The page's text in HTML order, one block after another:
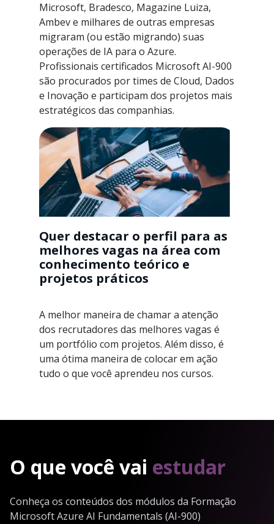
Microsoft, Bradesco, Magazine Luiza,
Ambev e milhares de outras empresas
migraram (ou estão migrando) suas
operações de IA para o Azure.
Profissionais certificados Microsoft AI-900
são procurados por times de Cloud, Dados
e Inovação e participam dos projetos mais
estratégicos das companhias.
Quer destacar o perfil para as
melhores vagas na área com
conhecimento teórico e
projetos práticos
A melhor maneira de chamar a atenção
dos recrutadores das melhores vagas é
um portfólio com projetos. Além disso, é
uma ótima maneira de colocar em ação
tudo o que você aprendeu nos cursos.
O que você vai estudar
Conheça os conteúdos dos módulos da Formação
Microsoft Azure AI Fundamentals (AI-900)